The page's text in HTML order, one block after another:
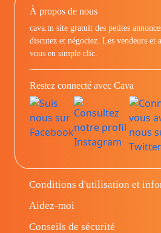
À propos de nous
cava.tn site gratuit des petites
discutez et négociez. Les vendeurs et
vous en simple clic.
Restez connecté avec Cava
Conditions d'utilisation et
Aidez-moi
Conseils de sécurité